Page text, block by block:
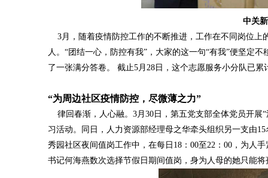
中关
3月，随着疫情防控工作的不断推进，工作在不同岗位上
人。“团结一心，防控有我”，大家的这一句“有我”便坚定
了一张满分答卷。 截止5月28日，这个志愿服务小分队已累
“为周边社区疫情防控，尽微薄之力”
律回春渐，人心融。3月30日，第五党支部全体党员开展
习活动。同日，人力资源部经理母之华牵头组织另一支由
秀园社区夜间值岗工作中，在每日18：00至22：00，为人
书记何海燕数次选择节假日期间值岗，身为人母的她只能